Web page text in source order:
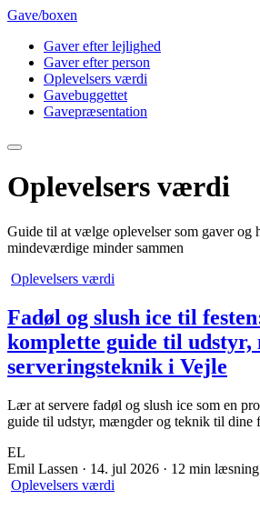
Gave/boxen
Gaver efter lejlighed
Gaver efter person
Oplevelsers værdi
Gavebuggettet
Gavepræsentation
Oplevelsers værdi
Guide til at vælge oplevelser som gaver og
mindeværdige minder sammen
Oplevelsers værdi
Fadøl og slush ice til
komplette guide til udstyr,
serveringsteknik i Vejle
Lær at servere fadøl og slush ice som en
guide til udstyr, mængder og teknik til dine
EL
Emil Lassen · 14. jul 2026 · 12 min læsning
Oplevelsers værdi